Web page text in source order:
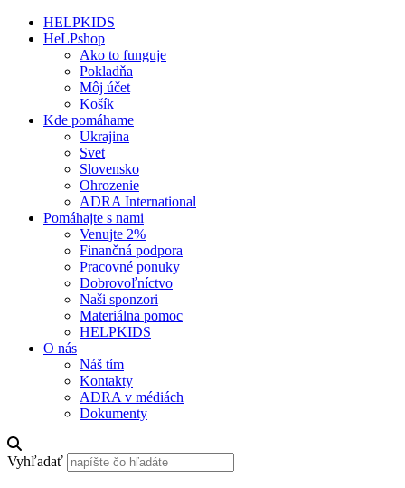
HELPKIDS
HeLPshop
Ako to funguje
Pokladňa
Môj účet
Košík
Kde pomáhame
Ukrajina
Svet
Slovensko
Ohrozenie
ADRA International
Pomáhajte s nami
Venujte 2%
Finančná podpora
Pracovné ponuky
Dobrovoľníctvo
Naši sponzori
Materiálna pomoc
HELPKIDS
O nás
Náš tím
Kontakty
ADRA v médiách
Dokumenty
Vyhľadať